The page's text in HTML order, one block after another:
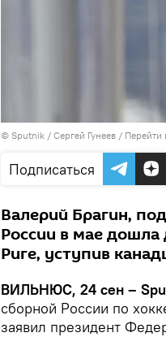
© Sputnik / Сергей Гунеев / Перейти
Подписаться
Валерий Брагин,
России в мае
Риге, уступив
ВИЛЬНЮС, 24 сен –
сборной России по
заявил президент